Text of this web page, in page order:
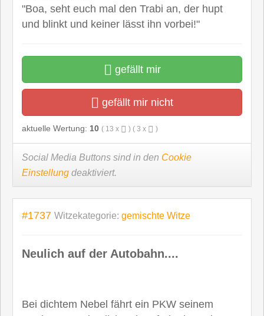
"Boa, seht euch mal den Trabi an, der hupt
und blinkt und keiner lässt ihn vorbei!"
gefällt mir
gefällt mir nicht
aktuelle Wertung: 10 ( 13 x ) ( 3 x )
Social Media Buttons sind in den Cookie
Einstellung deaktiviert.
#1737 Witzekategorie: gemischte Witze
Neulich auf der Autobahn....
Bei dichtem Nebel fährt ein PKW seinem